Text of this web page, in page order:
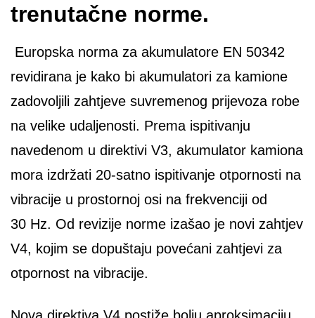
trenutačne norme.
Europska norma za akumulatore EN 50342
revidirana je kako bi akumulatori za kamione
zadovoljili zahtjeve suvremenog prijevoza robe
na velike udaljenosti. Prema ispitivanju
navedenom u direktivi V3, akumulator kamiona
mora izdržati 20-satno ispitivanje otpornosti na
vibracije u prostornoj osi na frekvenciji od
30 Hz. Od revizije norme izašao je novi zahtjev
V4, kojim se dopuštaju povećani zahtjevi za
otpornost na vibracije.
Nova direktiva V4 postiže bolju aproksimaciju